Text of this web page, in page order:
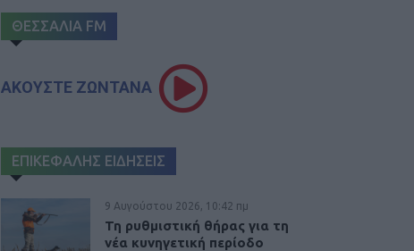
ΘΕΣΣΑΛΙΑ FM
ΑΚΟΥΣΤΕ ΖΩΝΤΑΝΑ
ΕΠΙΚΕΦΑΛΗΣ ΕΙΔΗΣΕΙΣ
9 Αυγούστου 2026, 10:42 πμ
Τη ρυθμιστική θήρας για τη
νέα κυνηγετική περίοδο